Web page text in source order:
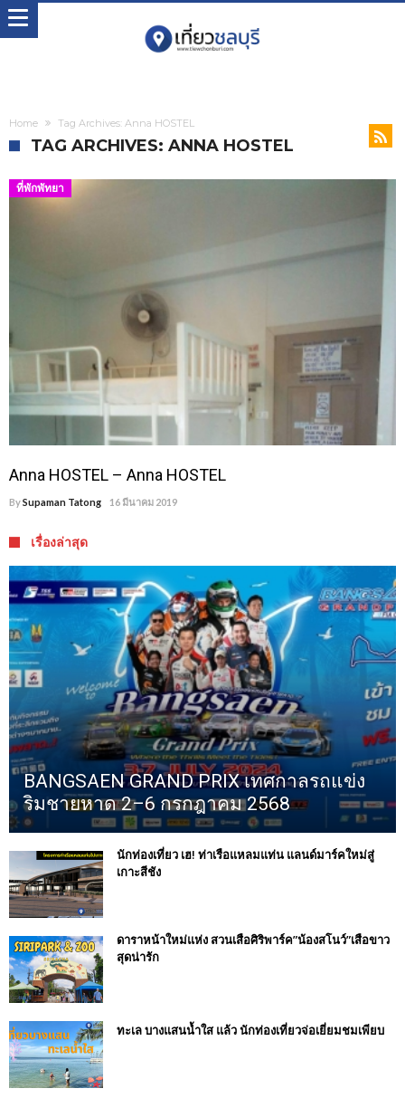
Home Tag Archives: Anna HOSTEL
TAG ARCHIVES: ANNA HOSTEL
ที่พักพัทยา
Anna HOSTEL – Anna HOSTEL
BySupaman Tatong 16 มีนาคม 2019
เรื่องล่าสุด
BANGSAEN GRAND PRIX เทศกาลรถแข่ง
ริมชายหาด 2–6 กรกฎาคม 2568
นักท่องเที่ยว เฮ! ท่าเรือแหลมแท่น แลนด์มาร์คใหม่สู่
เกาะสีชัง
ดาราหน้าใหม่แห่ง สวนเสือศิริพาร์ค”น้องสโนว์”เสือขาว
สุดน่ารัก
ทะเล บางแสนน้ำใส แล้ว นักท่องเที่ยวจ่อเยี่ยมชมเพียบ